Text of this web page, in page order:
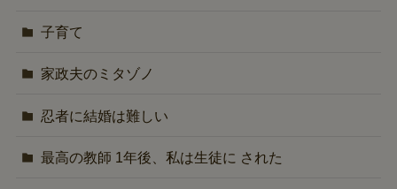
子育て
家政夫のミタゾノ
忍者に結婚は難しい
最高の教師 1年後、私は生徒に された